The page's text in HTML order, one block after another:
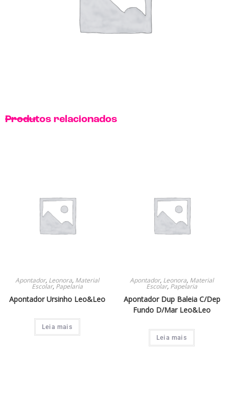
Produtos relacionados
Apontador, Leonora, Material
Escolar, Papelaria
Apontador Ursinho Leo&Leo
Leia mais
Apontador, Leonora, Material
Escolar, Papelaria
Apontador Dup Baleia C/Dep
Fundo D/Mar Leo&Leo
Leia mais